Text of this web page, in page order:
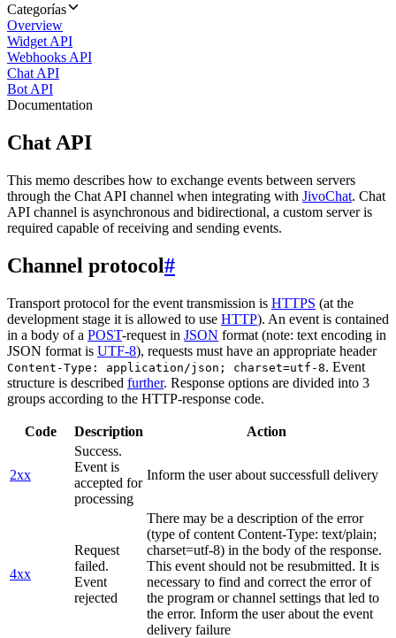
Categorías
Overview
Widget API
Webhooks API
Chat API
Bot API
Documentation
Chat API
This memo describes how to exchange events between servers
through the Chat API channel when integrating with JivoChat. Chat
API channel is asynchronous and bidirectional, a custom server is
required capable of receiving and sending events.
Channel protocol#
Transport protocol for the event transmission is HTTPS (at the
development stage it is allowed to use HTTP). An event is contained
in a body of a POST-request in JSON format (note: text encoding in
JSON format is UTF-8), requests must have an appropriate header
Content-Type: application/json; charset=utf-8. Event
structure is described further. Response options are divided into 3
groups according to the HTTP-response code.
Code Description Action
2xx
Success.
Event is
accepted for
processing
Inform the user about successfull delivery
4xx
Request
failed.
Event
rejected
There may be a description of the error
(type of content Content-Type: text/plain;
charset=utf-8) in the body of the response.
This event should not be resubmitted. It is
necessary to find and correct the error of
the program or channel settings that led to
the error. Inform the user about the event
delivery failure